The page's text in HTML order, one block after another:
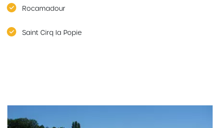
Rocamadour
Saint Cirq la Popie